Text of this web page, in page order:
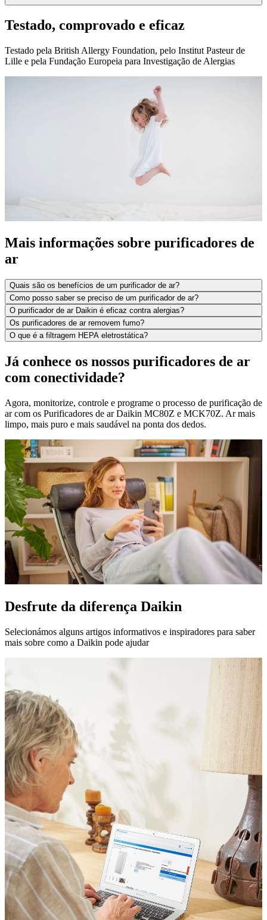
Testado, comprovado e eficaz
Testado pela British Allergy Foundation, pelo Institut Pasteur de
Lille e pela Fundação Europeia para Investigação de Alergias
Mais informações sobre purificadores de
ar
Quais são os benefícios de um purificador de ar?
Como posso saber se preciso de um purificador de ar?
O purificador de ar Daikin é eficaz contra alergias?
Os purificadores de ar removem fumo?
O que é a filtragem HEPA eletrostática?
Já conhece os nossos purificadores de ar
com conectividade?
Agora, monitorize, controle e programe o processo de purificação de
ar com os Purificadores de ar Daikin MC80Z e MCK70Z. Ar mais
limpo, mais puro e mais saudável na ponta dos dedos.
Desfrute da diferença Daikin
Selecionámos alguns artigos informativos e inspiradores para saber
mais sobre como a Daikin pode ajudar